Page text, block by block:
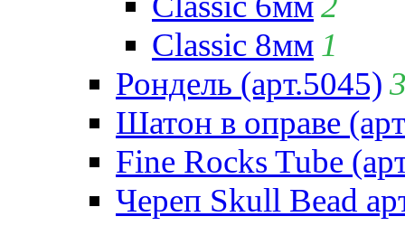
Classic 8мм 1
Рондель (арт.5045)
Шатон в оправе
Fine Rocks Tube
Череп Skull Bead